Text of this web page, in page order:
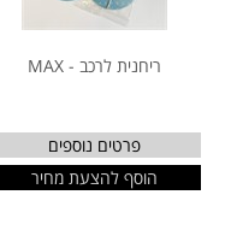
ריחנית לרכב - MAX
פרטים נוספים
הוסף להצעת מחיר